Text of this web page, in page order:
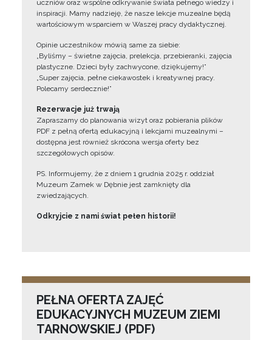
uczniów oraz wspólne odkrywanie świata pełnego wiedzy i
inspiracji. Mamy nadzieję, że nasze lekcje muzealne będą
wartościowym wsparciem w Waszej pracy dydaktycznej.
Opinie uczestników mówią same za siebie:
„Byliśmy – świetne zajęcia, prelekcja, przebieranki, zajęcia
plastyczne. Dzieci były zachwycone, dziękujemy!”
„Super zajęcia, pełne ciekawostek i kreatywnej pracy.
Polecamy serdecznie!”
Rezerwacje już trwają
Zapraszamy do planowania wizyt oraz pobierania plików
PDF z pełną ofertą edukacyjną i lekcjami muzealnymi –
dostępna jest również skrócona wersja oferty bez
szczegółowych opisów.
PS. Informujemy, że z dniem 1 grudnia 2025 r. oddział
Muzeum Zamek w Dębnie jest zamknięty dla
zwiedzających.
Odkryjcie z nami świat pełen historii!
PEŁNA OFERTA ZAJĘĆ
EDUKACYJNYCH MUZEUM ZIEMI
TARNOWSKIEJ (PDF)